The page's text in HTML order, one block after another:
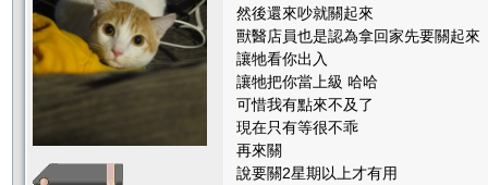
然後還來吵就關起來
獸醫店員也是認為拿回家先要關起來
讓牠看你出入
讓牠把你當上級 哈哈
可惜我有點來不及了
現在只有等很不乖
再來關
說要關2星期以上才有用